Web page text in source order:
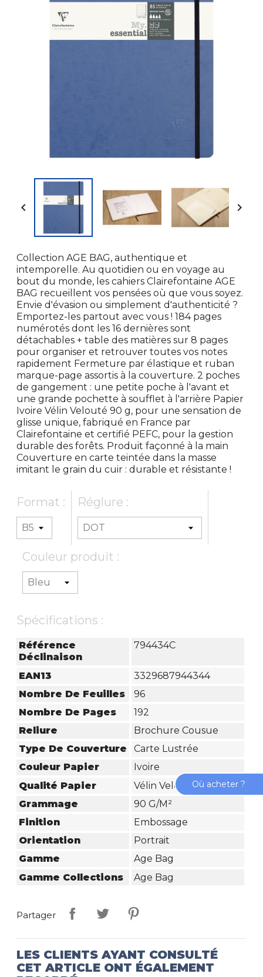
 
Collection AGE BAG, authentique et
intemporelle. Au quotidien ou en voyage au
bout du monde, les cahiers Clairefontaine AGE
BAG recueillent vos pensées où que vous soyez.
Envie d'évasion ou simplement d'authenticité ?
Emportez-les partout avec vous ! 184 pages
numérotés dont les 16 dernières sont
détachables + table des matières sur 8 pages
pour organiser et retrouver toutes vos notes
rapidement Fermeture par élastique et ruban
marque-page assortis à la couverture. 2 poches
de gangement : une petite poche à l'avant et
une grande pochette à soufflet à l'arrière Papier
Ivoire Vélin Velouté 90 g, pour une sensation de
glisse unique, fabriqué en France par
Clairefontaine et certifié PEFC, pour la gestion
durable des forêts. Produit façonné à la main
Couverture en carte teintée dans la masse
imitant le grain du cuir : durable et résistante !
Format : Réglure :
Couleur produit :
Spécifications :
Référence
Déclinaison
794434C
EAN13
3329687944344
Nombre De Feuilles
96
Nombre De Pages
192
Reliure
Brochure Cousue
Type De Couverture
Carte Lustrée
Couleur Papier
Ivoire
Qualité Papier
Vélin Velouté
Grammage
90 G/m²
Finition
Embossage
Orientation
Portrait
Gamme
Age Bag
Gamme Collections
Age Bag
Partager
LES CLIENTS AYANT CONSULTÉ
CET ARTICLE ONT ÉGALEMENT
Où acheter ?